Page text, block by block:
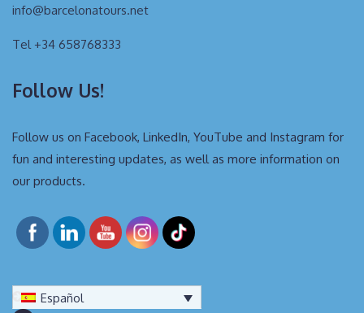
info@barcelonatours.net
Tel +34 658768333
Follow Us!
Follow us on Facebook, LinkedIn, YouTube and Instagram for
fun and interesting updates, as well as more information on
our products.
Español